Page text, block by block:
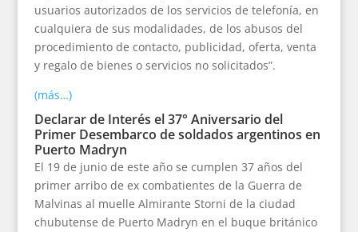
usuarios autorizados de los servicios de telefonía, en
cualquiera de sus modalidades, de los abusos del
procedimiento de contacto, publicidad, oferta, venta
y regalo de bienes o servicios no solicitados”.
(más…)
Declarar de Interés el 37° Aniversario del
Primer Desembarco de soldados argentinos en
Puerto Madryn
El 19 de junio de este año se cumplen 37 años del
primer arribo de ex combatientes de la Guerra de
Malvinas al muelle Almirante Storni de la ciudad
chubutense de Puerto Madryn en el buque británico